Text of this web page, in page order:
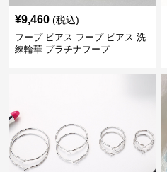
¥9,460 (税込)
フープ ピアス フープ ピアス 洗
練輪華 プラチナフープ